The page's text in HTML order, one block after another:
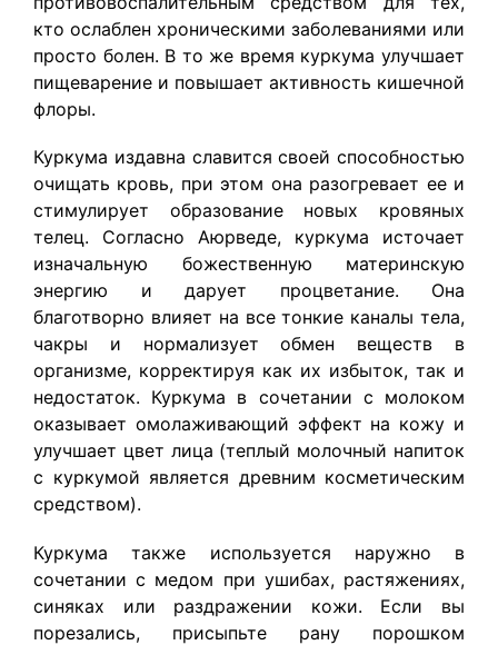
кто ослаблен хроническими заболеваниями или
просто болен. В то же время куркума улучшает
пищеварение и повышает активность кишечной
флоры.
Куркума издавна славится своей способностью
очищать кровь, при этом она разогревает ее и
стимулирует образование новых кровяных
телец. Согласно Аюрведе, куркума источает
изначальную божественную материнскую
энергию и дарует процветание. Она
благотворно влияет на все тонкие каналы тела,
чакры и нормализует обмен веществ в
организме, корректируя как их избыток, так и
недостаток. Куркума в сочетании с молоком
оказывает омолаживающий эффект на кожу и
улучшает цвет лица (теплый молочный напиток
с куркумой является древним косметическим
средством).
Куркума также используется наружно в
сочетании с медом при ушибах, растяжениях,
синяках или раздражении кожи. Если вы
порезались, присыпьте рану порошком